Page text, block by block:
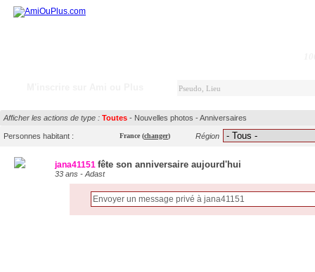
Afficher les actions de type : Toutes - Nouvelles photos -Anniversaires
Personnes habitant : France (changer) Région
jana41151 fête son anniversaire aujourd'hui
33 ans - Adast